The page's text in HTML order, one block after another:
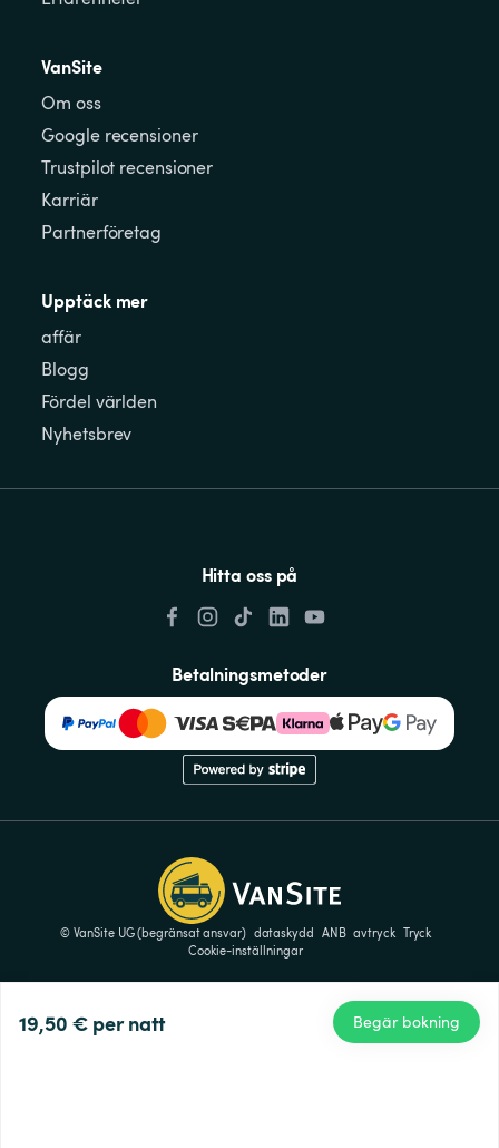
19,50 € per natt Begär bokning
VanSite
Om oss
Google recensioner
Trustpilot recensioner
Karriär
Partnerföretag
Upptäck mer
affär
Blogg
Fördel världen
Nyhetsbrev
Hitta oss på
Betalningsmetoder
© VanSite UG (begränsat ansvar) dataskydd ANB avtryck Tryck
Cookie-inställningar